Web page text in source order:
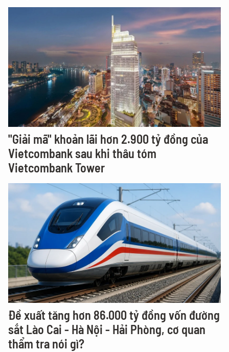
"Giải mã" khoản lãi hơn 2.900 tỷ đồng của
Vietcombank sau khi thâu tóm
Vietcombank Tower
Đề xuất tăng hơn 86.000 tỷ đồng vốn đường
sắt Lào Cai - Hà Nội - Hải Phòng, cơ quan
thẩm tra nói gì?